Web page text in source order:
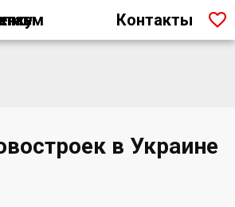
оценку Контакты 
в Украине